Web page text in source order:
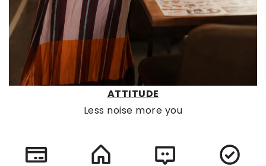
ATTITUDE
Less noise more you